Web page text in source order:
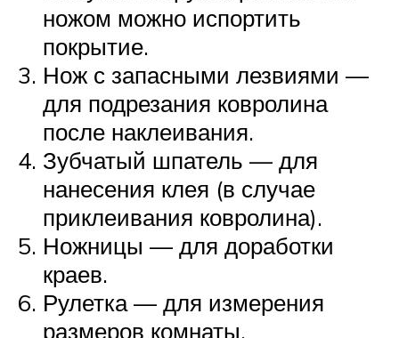
ножом можно испортить
покрытие.
Нож с запасными лезвиями —
для подрезания ковролина
после наклеивания.
Зубчатый шпатель — для
нанесения клея (в случае
приклеивания ковролина).
Ножницы — для доработки
краев.
Рулетка — для измерения
размеров комнаты.